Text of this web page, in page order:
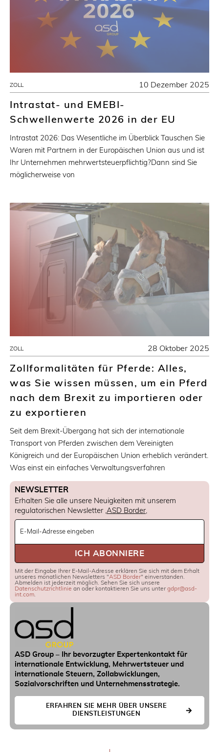
NEWSLETTER
Erhalten Sie alle unsere Neuigkeiten mit unserem
regulatorischen Newsletter ‚ASD Border‚
ICH ABONNIERE
Mit der Eingabe Ihrer E-Mail-Adresse erklären Sie sich mit dem Erhalt
unseres monatlichen Newsletters "ASD Border" einverstanden.
Abmelden ist jederzeit möglich. Sehen Sie sich unsere
Datenschutzrichtlinie an oder kontaktieren Sie uns unter gdpr@asd-
int.com.
ASD Group – Ihr bevorzugter Expertenkontakt für
internationale Entwicklung, Mehrwertsteuer und
internationale Steuern, Zollabwicklungen,
Sozialvorschriften und Unternehmensstrategie.
ERFAHREN SIE MEHR ÜBER UNSERE
DIENSTLEISTUNGEN
ZOLL 10 Dezember 2025
Intrastat- und EMEBI-
Schwellenwerte 2026 in der EU
Intrastat 2026: Das Wesentliche im Überblick Tauschen Sie
Waren mit Partnern in der Europäischen Union aus und ist
Ihr Unternehmen mehrwertsteuerpflichtig?Dann sind Sie
möglicherweise von
ZOLL 28 Oktober 2025
Zollformalitäten für Pferde: Alles,
was Sie wissen müssen, um ein Pferd
nach dem Brexit zu importieren oder
zu exportieren
Seit dem Brexit-Übergang hat sich der internationale
Transport von Pferden zwischen dem Vereinigten
Königreich und der Europäischen Union erheblich verändert.
Was einst ein einfaches Verwaltungsverfahren